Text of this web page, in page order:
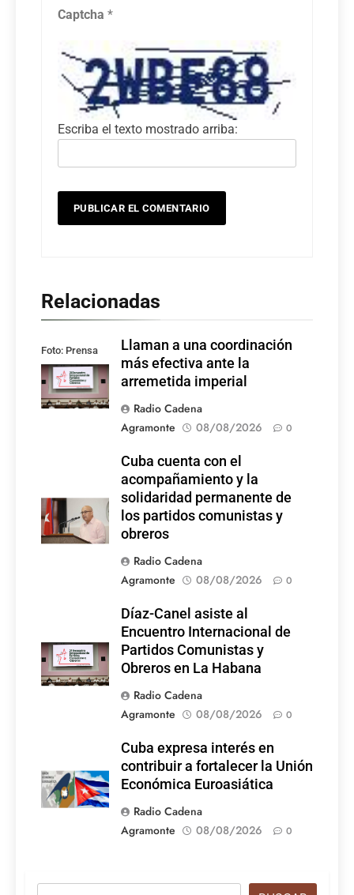
Captcha *
Escriba el texto mostrado arriba:
Relacionadas
Foto: Prensa
Latina
Llaman a una coordinación
más efectiva ante la
arremetida imperial
Radio Cadena
Agramonte
08/08/2026 0
Cuba cuenta con el
acompañamiento y la
solidaridad permanente de
los partidos comunistas y
obreros
Radio Cadena
Agramonte
08/08/2026 0
Díaz-Canel asiste al
Encuentro Internacional de
Partidos Comunistas y
Obreros en La Habana
Radio Cadena
Agramonte
08/08/2026 0
Cuba expresa interés en
contribuir a fortalecer la Unión
Económica Euroasiática
Radio Cadena
Agramonte
08/08/2026 0